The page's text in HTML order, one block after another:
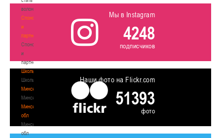
волонтером
Спонсоры
и
партнеры
Спонсоры
и
партнеры
Школы
Школы
Минск
Минск
Минская
обл
Минская
обл
Мы в Instagram
4248
подписчиков
Наши фото на Flickr.com
51393
фото